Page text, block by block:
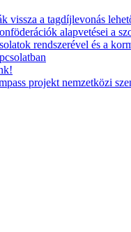
vissza a tagdíjlevonás
alapvetései a
rendszerével és a
projekt nemzetközi